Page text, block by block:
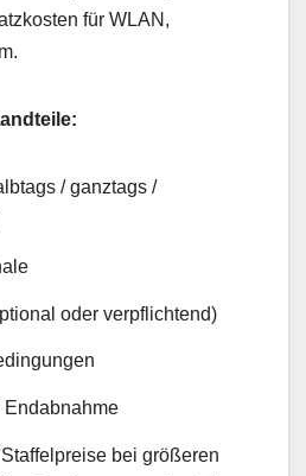
für WLAN,
/ ganztags /
oder verpflichtend)
bei größeren